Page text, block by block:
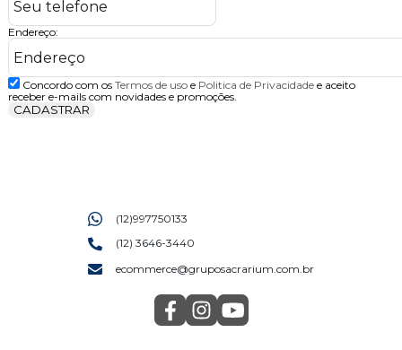
Endereço:
Concordo com os Termos de usoe Politica de Privacidadee aceito
receber e-mails com novidades e promoções.
CADASTRAR
(12)997750133
(12) 3646-3440
ecommerce@gruposacrarium.com.br